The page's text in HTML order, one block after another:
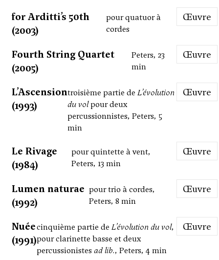
for Arditti’s 50th
(2003)
pour quatuor à
cordes
Œuvre
Fourth String Quartet
(2005)
Peters, 23
min
Œuvre
L’Ascension
(1993)
troisième partie de L’évolution
du volpour deux
percussionnistes, Peters, 5
min
Œuvre
Le Rivage
(1984)
pour quintette à vent,
Peters, 13 min
Œuvre
Lumen naturae
(1992)
pour trio à cordes,
Peters, 8 min
Œuvre
Nuée
(1991)
cinquième partie de L’évolution du vol,
pour clarinette basse et deux
percussionistes ad lib., Peters, 4 min
Œuvre